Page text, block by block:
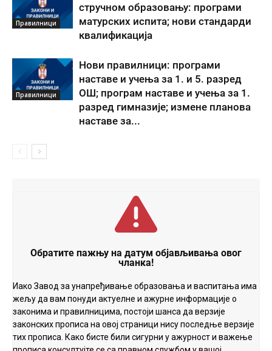
Правилници
стручном образовању: програми
матурских испита; нови стандарди
квалификација
Правилници
Нови правилници: програми
наставе и учења за 1. и 5. разред
ОШ; програм наставе и учења за 1.
разред гимназије; измене планова
наставе за...
Обратите пажњу на датум објављивања овог
чланка!
Иако Завод за унапређивање образовања и васпитања има
жељу да вам понуди актуелне и ажурне информације о
законима и правилницима, постоји шанса да верзије
законских прописа на овој страници нису последње верзије
тих прописа. Како бисте били сигурни у ажурност и важење